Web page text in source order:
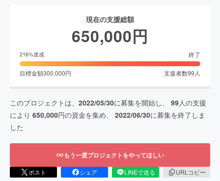
現在の支援総額
650,000円
216%達成 終了
目標金額300,000円 支援者数99 人
このプロジェクトは、 2022/05/30に募集を開始し、 99人の支援
により 650,000円の資金を集め、 2022/06/30に募集を終了しま
した
もう一度プロジェクトをやってほしい
ポスト シェア LINEで送る
URLコピー